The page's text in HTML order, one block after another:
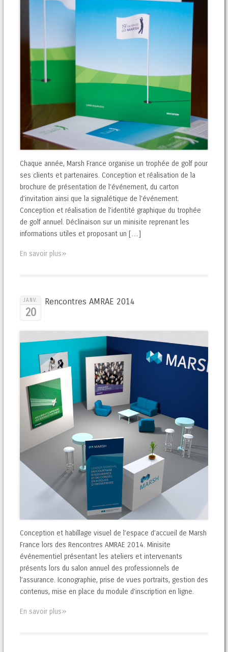
Chaque année, Marsh France organise un trophée de golf pour
ses clients et partenaires. Conception et réalisation de la
brochure de présentation de l’événement, du carton
d’invitation ainsi que la signalétique de l’événement.
Conception et réalisation de l’identité graphique du trophée
de golf annuel. Déclinaison sur un minisite reprenant les
informations utiles et proposant un […]
En savoir plus»
JANV.
20
Rencontres AMRAE 2014
Conception et habillage visuel de l’espace d’accueil de Marsh
France lors des Rencontres AMRAE 2014. Minisite
événementiel présentant les ateliers et intervenants
présents lors du salon annuel des professionnels de
l’assurance. Iconographie, prise de vues portraits, gestion des
contenus, mise en place du module d’inscription en ligne.
En savoir plus»